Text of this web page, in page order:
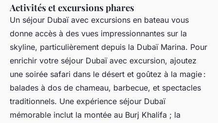
Activités et excursions phares
Un séjour Dubaï avec excursions en bateau vous
donne accès à des vues impressionnantes sur la
skyline, particulièrement depuis la Dubaï Marina. Pour
enrichir votre séjour Dubaï avec excursion, ajoutez
une soirée safari dans le désert et goûtez à la magie :
balades à dos de chameau, barbecue, et spectacles
traditionnels. Une expérience séjour Dubaï
mémorable inclut la montée au Burj Khalifa ; la